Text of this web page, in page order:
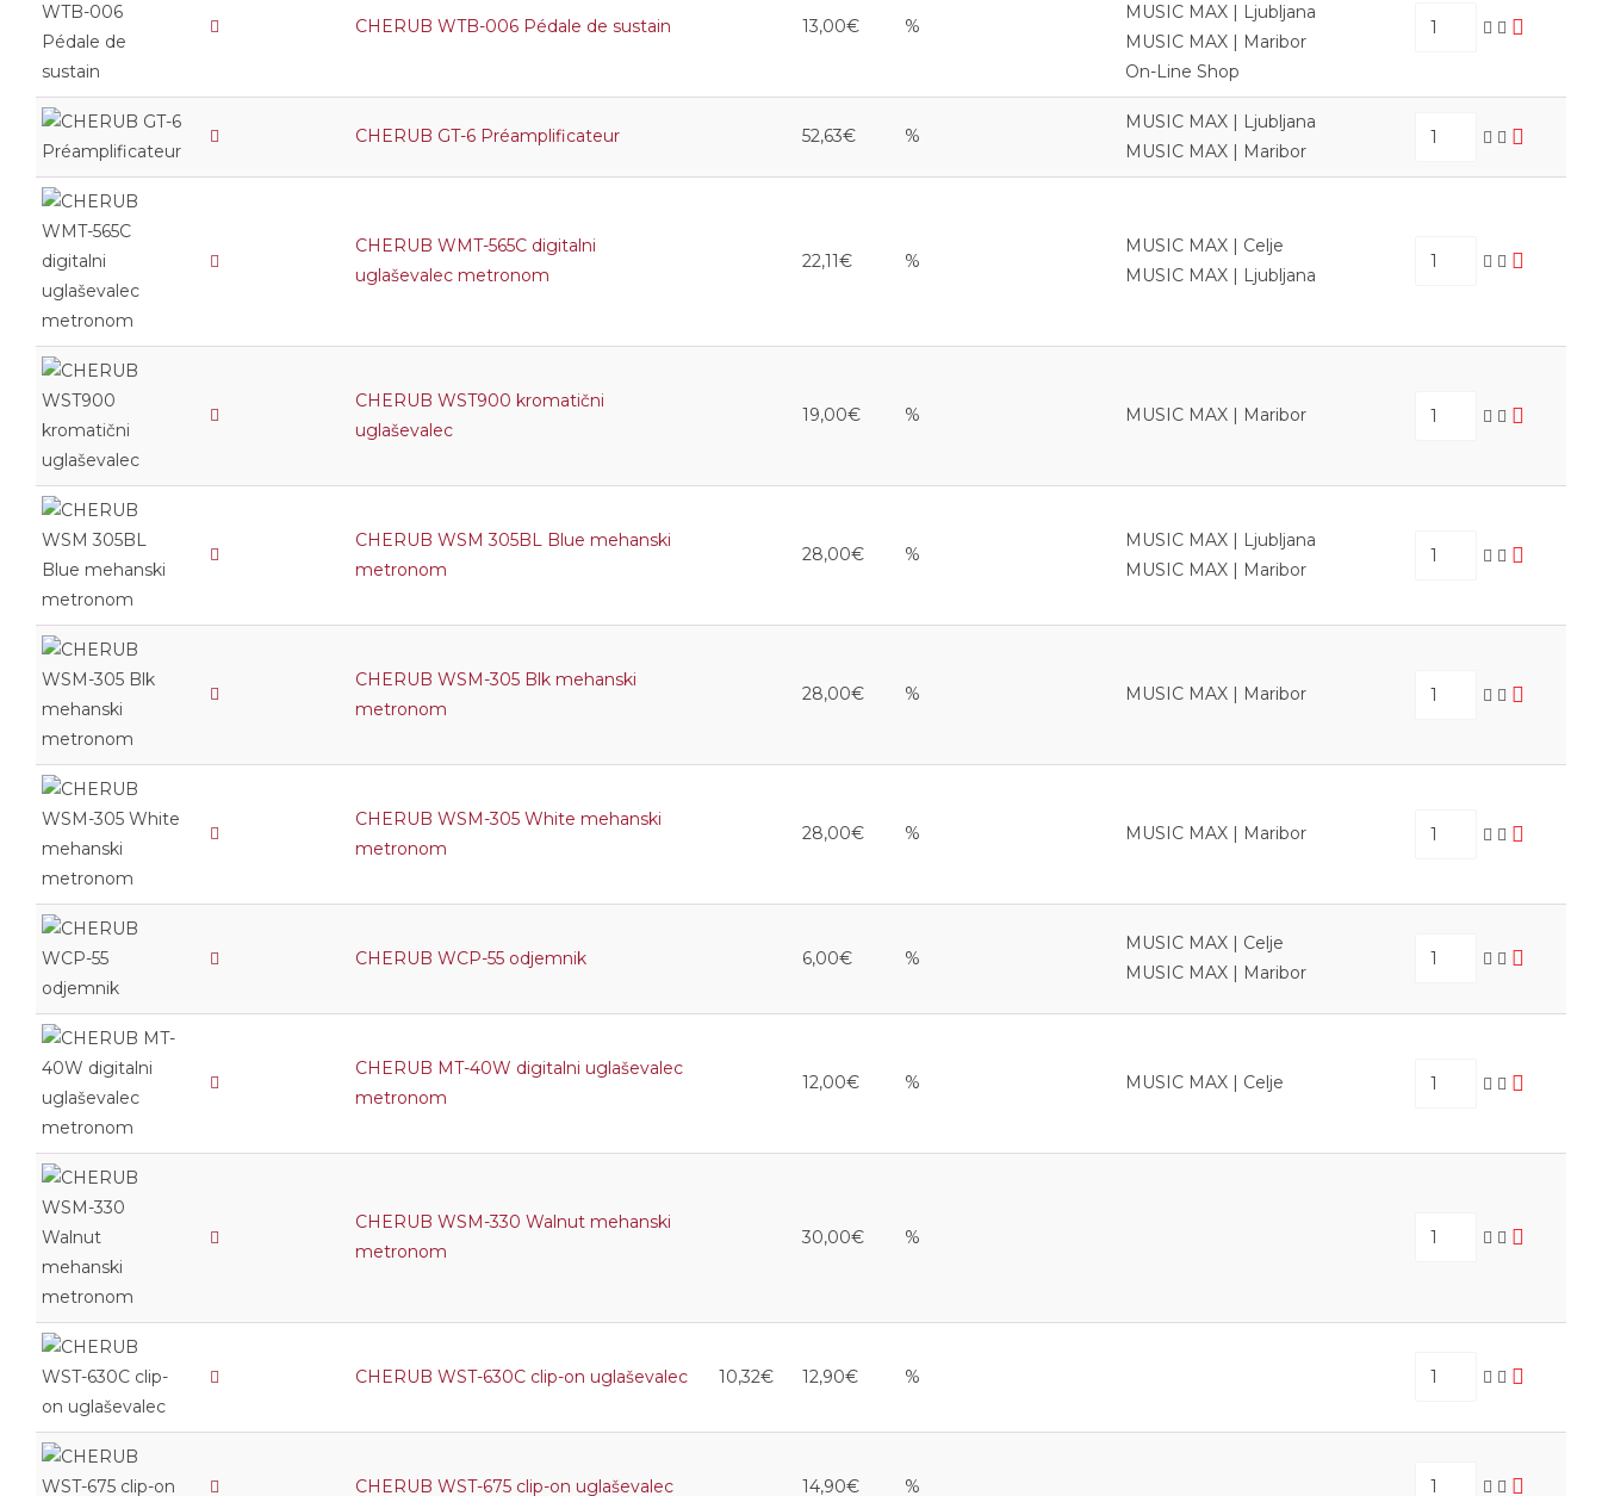
CHERUB WTB-006 Pédale de sustain 13,00€ %
MUSIC MAX | Ljubljana
MUSIC MAX | Maribor
On-Line Shop
CHERUB GT-6 Préamplificateur 52,63€ %
MUSIC MAX | Ljubljana
MUSIC MAX | Maribor
CHERUB WMT-565C digitalni
uglaševalec metronom
22,11€ %
MUSIC MAX | Celje
MUSIC MAX | Ljubljana
CHERUB WST900 kromatični
uglaševalec
19,00€ % MUSIC MAX | Maribor
CHERUB WSM 305BL Blue mehanski
metronom
28,00€ %
MUSIC MAX | Ljubljana
MUSIC MAX | Maribor
CHERUB WSM-305 Blk mehanski
metronom
28,00€ % MUSIC MAX | Maribor
CHERUB WSM-305 White mehanski
metronom
28,00€ % MUSIC MAX | Maribor
CHERUB WCP-55 odjemnik 6,00€ %
MUSIC MAX | Celje
MUSIC MAX | Maribor
CHERUB MT-40W digitalni uglaševalec
metronom
12,00€ % MUSIC MAX | Celje
CHERUB WSM-330 Walnut mehanski
metronom
30,00€ %
CHERUB WST-630C clip-on uglaševalec 10,32€ 12,90€ %
CHERUB WST-675 clip-on uglaševalec 14,90€ %